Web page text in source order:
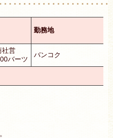
勤務地
営
バーツ
バンコク